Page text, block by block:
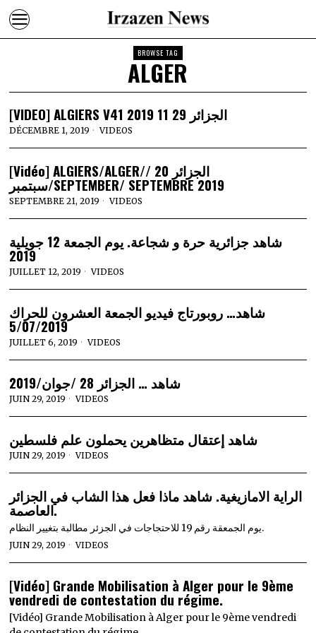
BROWSE TAG
ALGER
[VIDEO] ALGIERS V41 الجزائر 29 11 2019
DÉCEMBRE 1, 2019 VIDEOS
[Vidéo] ALGIERS/ALGER/الجزائر 20 /
سبتمبر/SEPTEMBER/ SEPTEMBRE 2019
SEPTEMBRE 21, 2019 VIDEOS
شاهد جزائرية حرة و شجاعة. يوم الجمعة 12 جويلية
2019
JUILLET 12, 2019 VIDEOS
شاهد… روبورتاج فيديو الجمعة العشرون للحراك
5/07/2019
JUILLET 6, 2019 VIDEOS
شاهد … الجزائر 28 /جوان/2019
JUIN 29, 2019 VIDEOS
شاهد إعتقال متظاهرين يحملون علم فلسطين
JUIN 29, 2019 VIDEOS
الراية الامازيغية. شاهد ماذا فعل هذا الشاب في الجزائر
العاصمة.
يوم الجمعقة رقم 19 للاحتجاجات في الجزئر مطالبة بتغيير النظام.
JUIN 29, 2019 VIDEOS
[Vidéo] Grande Mobilisation à Alger pour le 9ème
vendredi de contestation du régime.
[Vidéo] Grande Mobilisation à Alger pour le 9ème vendredi